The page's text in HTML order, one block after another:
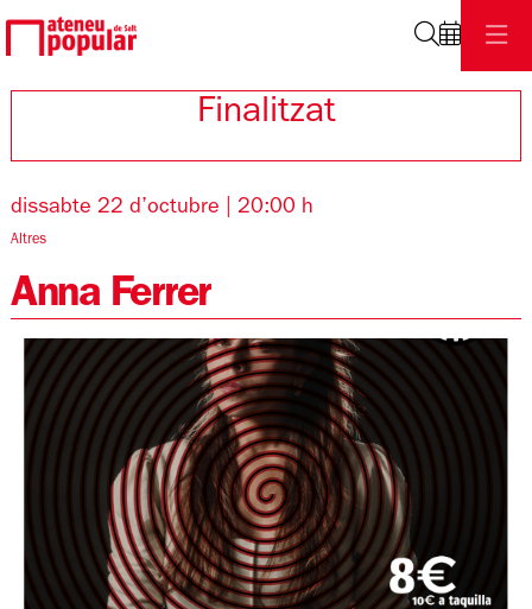
Finalitzat
dissabte 22 d’octubre |20:00 h
Altres
Anna Ferrer